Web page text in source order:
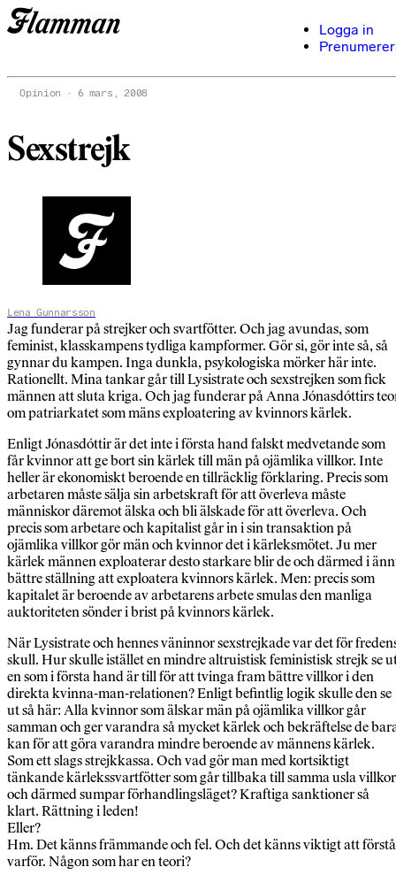
Logga in
Opinion 6 mars, 2008
Sexstrejk
Lena Gunnarsson
Jag funderar på strejker och svartfötter. Och jag avundas, som
feminist, klasskampens tydliga kampformer. Gör si, gör inte så, så
gynnar du kampen. Inga dunkla, psykologiska mörker här inte.
Rationellt. Mina tankar går till Lysistrate och sexstrejken som fick
männen att sluta kriga. Och jag funderar på Anna Jónasdóttirs
om patriarkatet som mäns exploatering av kvinnors kärlek.
Enligt Jónasdóttir är det inte i första hand falskt medvetande som
får kvinnor att ge bort sin kärlek till män på ojämlika villkor. Inte
heller är ekonomiskt beroende en tillräcklig förklaring. Precis som
arbetaren måste sälja sin arbetskraft för att överleva måste
människor däremot älska och bli älskade för att överleva. Och
precis som arbetare och kapitalist går in i sin transaktion på
ojämlika villkor gör män och kvinnor det i kärleksmötet. Ju mer
kärlek männen exploaterar desto starkare blir de och därmed i
bättre ställning att exploatera kvinnors kärlek. Men: precis som
kapitalet är beroende av arbetarens arbete smulas den manliga
auktoriteten sönder i brist på kvinnors kärlek.
När Lysistrate och hennes väninnor sexstrejkade var det för
skull. Hur skulle istället en mindre altruistisk feministisk strejk se
en som i första hand är till för att tvinga fram bättre villkor i den
direkta kvinna-man-relationen? Enligt befintlig logik skulle den se
ut så här: Alla kvinnor som älskar män på ojämlika villkor går
samman och ger varandra så mycket kärlek och bekräftelse de
kan för att göra varandra mindre beroende av männens kärlek.
Som ett slags strejkkassa. Och vad gör man med kortsiktigt
tänkande kärlekssvartfötter som går tillbaka till samma usla villkor
och därmed sumpar förhandlingsläget? Kraftiga sanktioner så
klart. Rättning i leden!
Eller?
Hm. Det känns främmande och fel. Och det känns viktigt att förstå
varför. Någon som har en teori?